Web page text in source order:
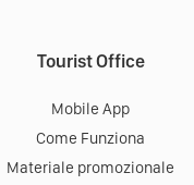
Tourist Office
Mobile App
Come Funziona
Materiale promozionale